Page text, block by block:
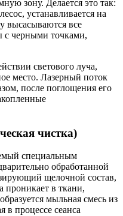
зону. Делается это так:
устанавливается на
высасываются все
с черными точками,
светового луча,
место. Лазерный поток
после поглощения его
чистка)
специальным
обработанной
щелочной состав,
проникает в ткани,
мыльная смесь из
в процессе сеанса